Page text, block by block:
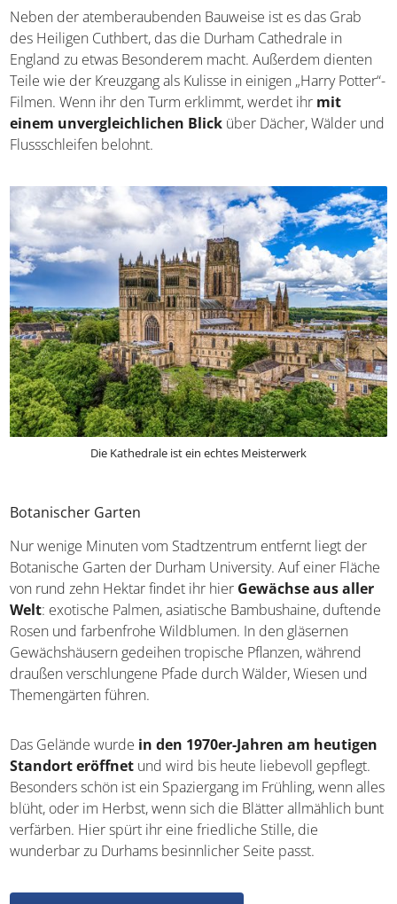
Neben der atemberaubenden Bauweise ist es das Grab
des Heiligen Cuthbert, das die Durham Cathedrale in
England zu etwas Besonderem macht. Außerdem dienten
Teile wie der Kreuzgang als Kulisse in einigen „Harry Potter“-
Filmen. Wenn ihr den Turm erklimmt, werdet ihr mit
einem unvergleichlichen Blick über Dächer, Wälder und
Flussschleifen belohnt.
Die Kathedrale ist ein echtes Meisterwerk
Botanischer Garten
Nur wenige Minuten vom Stadtzentrum entfernt liegt der
Botanische Garten der Durham University. Auf einer Fläche
von rund zehn Hektar findet ihr hier Gewächse aus aller
Welt: exotische Palmen, asiatische Bambushaine, duftende
Rosen und farbenfrohe Wildblumen. In den gläsernen
Gewächshäusern gedeihen tropische Pflanzen, während
draußen verschlungene Pfade durch Wälder, Wiesen und
Themengärten führen.
Das Gelände wurde in den 1970er-Jahren am heutigen
Standort eröffnet und wird bis heute liebevoll gepflegt.
Besonders schön ist ein Spaziergang im Frühling, wenn alles
blüht, oder im Herbst, wenn sich die Blätter allmählich bunt
verfärben. Hier spürt ihr eine friedliche Stille, die
wunderbar zu Durhams besinnlicher Seite passt.